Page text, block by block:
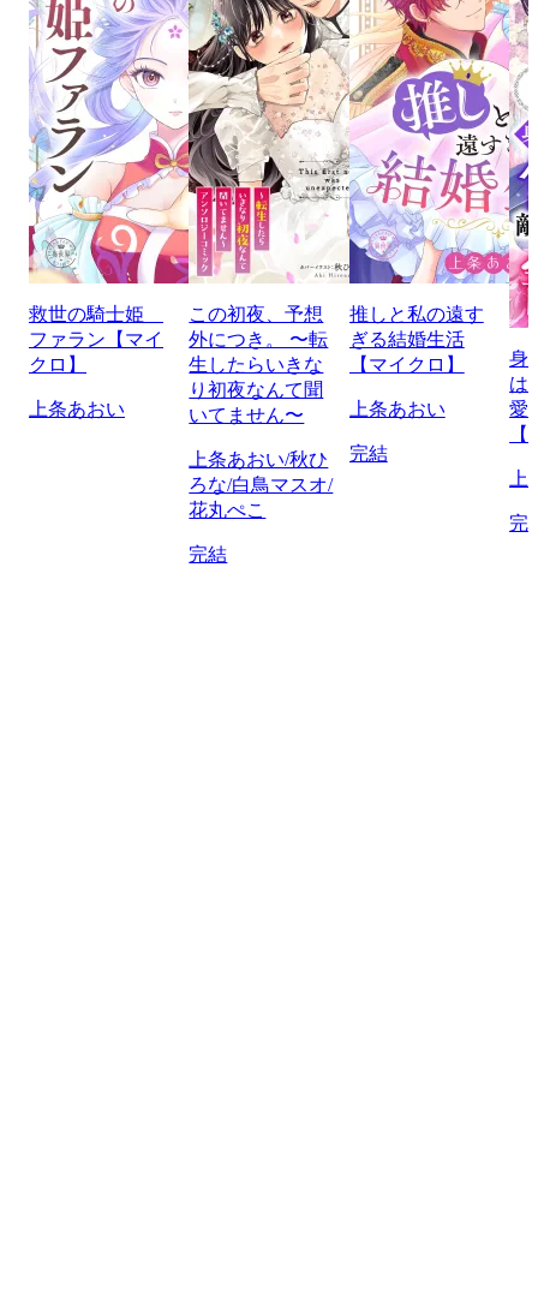
救世の騎士姫
ファラン【マイ
クロ】
上条あおい
この初夜、予想
外につき。 〜転
生したらいきな
り初夜なんて聞
いてません〜
上条あおい/秋ひ
ろな/白鳥マスオ/
花丸ぺこ
完結
推しと私の遠す
ぎる結婚生活
【マイクロ】
上条あおい
完結
身
は
愛
完